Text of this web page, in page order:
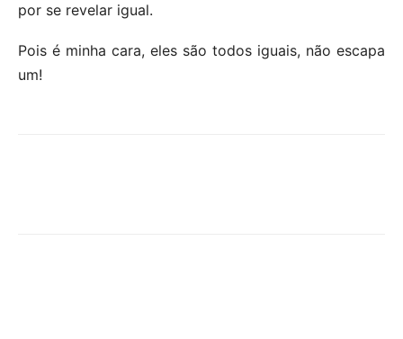
por se revelar igual.
Pois é minha cara, eles são todos iguais, não escapa
um!